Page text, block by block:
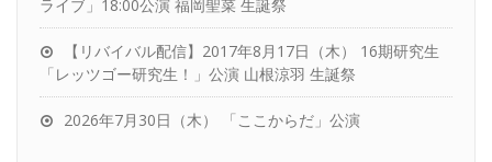
ライブ」18:00公演 福岡聖菜 生誕祭
【リバイバル配信】2017年8月17日（木） 16期研究生
「レッツゴー研究生！」公演 山根涼羽 生誕祭
2026年7月30日（木） 「ここからだ」公演